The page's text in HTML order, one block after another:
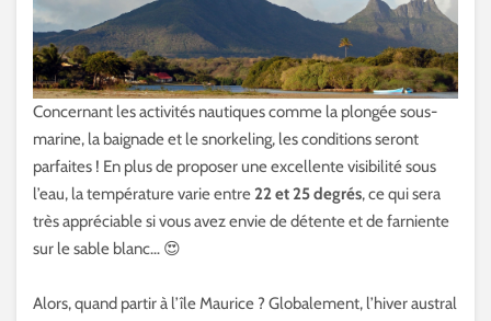
Concernant les activités nautiques comme la plongée sous-
marine, la baignade et le snorkeling, les conditions seront
parfaites ! En plus de proposer une excellente visibilité sous
l’eau, la température varie entre 22 et 25 degrés, ce qui sera
très appréciable si vous avez envie de détente et de farniente
sur le sable blanc… 😍
Alors, quand partir à l’île Maurice ? Globalement, l’hiver austral